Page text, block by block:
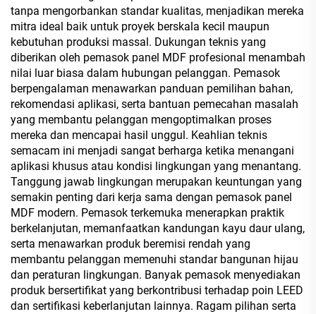
tanpa mengorbankan standar kualitas, menjadikan mereka
mitra ideal baik untuk proyek berskala kecil maupun
kebutuhan produksi massal. Dukungan teknis yang
diberikan oleh pemasok panel MDF profesional menambah
nilai luar biasa dalam hubungan pelanggan. Pemasok
berpengalaman menawarkan panduan pemilihan bahan,
rekomendasi aplikasi, serta bantuan pemecahan masalah
yang membantu pelanggan mengoptimalkan proses
mereka dan mencapai hasil unggul. Keahlian teknis
semacam ini menjadi sangat berharga ketika menangani
aplikasi khusus atau kondisi lingkungan yang menantang.
Tanggung jawab lingkungan merupakan keuntungan yang
semakin penting dari kerja sama dengan pemasok panel
MDF modern. Pemasok terkemuka menerapkan praktik
berkelanjutan, memanfaatkan kandungan kayu daur ulang,
serta menawarkan produk beremisi rendah yang
membantu pelanggan memenuhi standar bangunan hijau
dan peraturan lingkungan. Banyak pemasok menyediakan
produk bersertifikat yang berkontribusi terhadap poin LEED
dan sertifikasi keberlanjutan lainnya. Ragam pilihan serta